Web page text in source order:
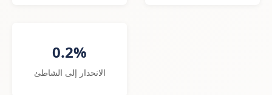
0.2%
الانحدار إلى الشاطئ